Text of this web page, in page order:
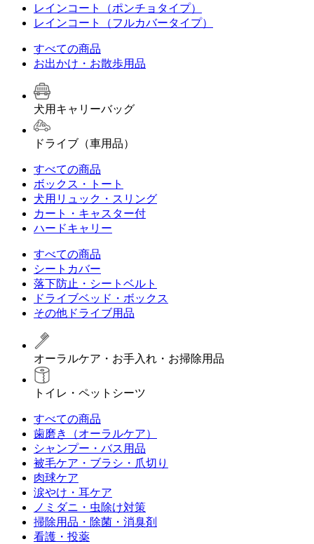
レインコート（ポンチョタイプ）
レインコート（フルカバータイプ）
すべての商品
お出かけ・お散歩用品
犬用キャリーバッグ
ドライブ（車用品）
すべての商品
ボックス・トート
犬用リュック・スリング
カート・キャスター付
ハードキャリー
すべての商品
シートカバー
落下防止・シートベルト
ドライブベッド・ボックス
その他ドライブ用品
オーラルケア・お手入れ・お掃除用品
トイレ・ペットシーツ
すべての商品
歯磨き（オーラルケア）
シャンプー・バス用品
被毛ケア・ブラシ・爪切り
肉球ケア
涙やけ・耳ケア
ノミダニ・虫除け対策
掃除用品・除菌・消臭剤
看護・投薬